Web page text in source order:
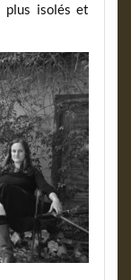
plus isolés et